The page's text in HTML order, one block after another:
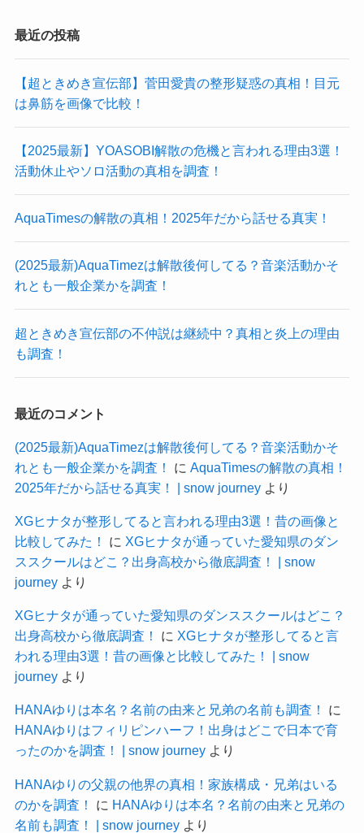
最近の投稿
【超ときめき宣伝部】菅田愛貴の整形疑惑の真相！目元
は鼻筋を画像で比較！
【2025最新】YOASOBI解散の危機と言われる理由3選！
活動休止やソロ活動の真相を調査！
AquaTimesの解散の真相！2025年だから話せる真実！
(2025最新)AquaTimezは解散後何してる？音楽活動かそ
れとも一般企業かを調査！
超ときめき宣伝部の不仲説は継続中？真相と炎上の理由
も調査！
最近のコメント
(2025最新)AquaTimezは解散後何してる？音楽活動かそ
れとも一般企業かを調査！
に AquaTimesの解散の真相！
2025年だから話せる真実！ | snow journeyより
XGヒナタが整形してると言われる理由3選！昔の画像と
比較してみた！
に XGヒナタが通っていた愛知県のダン
ススクールはどこ？出身高校から徹底調査！ | snow
journeyより
XGヒナタが通っていた愛知県のダンススクールはどこ？
出身高校から徹底調査！
に XGヒナタが整形してると言
われる理由3選！昔の画像と比較してみた！ | snow
journeyより
HANAゆりは本名？名前の由来と兄弟の名前も調査！
に
HANAゆりはフィリピンハーフ！出身はどこで日本で育
ったのかを調査！ | snow journeyより
HANAゆりの父親の他界の真相！家族構成・兄弟はいる
のかを調査！
に HANAゆりは本名？名前の由来と兄弟の
名前も調査！ | snow journeyより